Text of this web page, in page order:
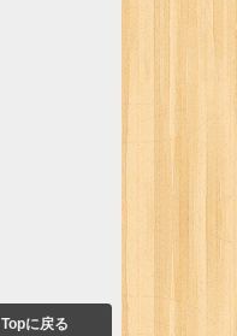
Topに戻る